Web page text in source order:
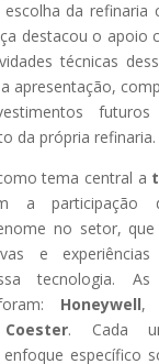
escolha da refinaria
destacou o apoio
técnicas
apresentação,
da própria refinaria.
tema central a
a participação
no setor,
e
tecnologia. As
Honeywell,
Coester. Cada
específico